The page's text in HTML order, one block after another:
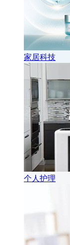
家居科技
个人护理